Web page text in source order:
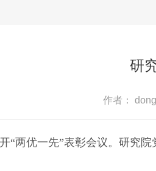
研
作者：
“两优一先”表彰会议。研究